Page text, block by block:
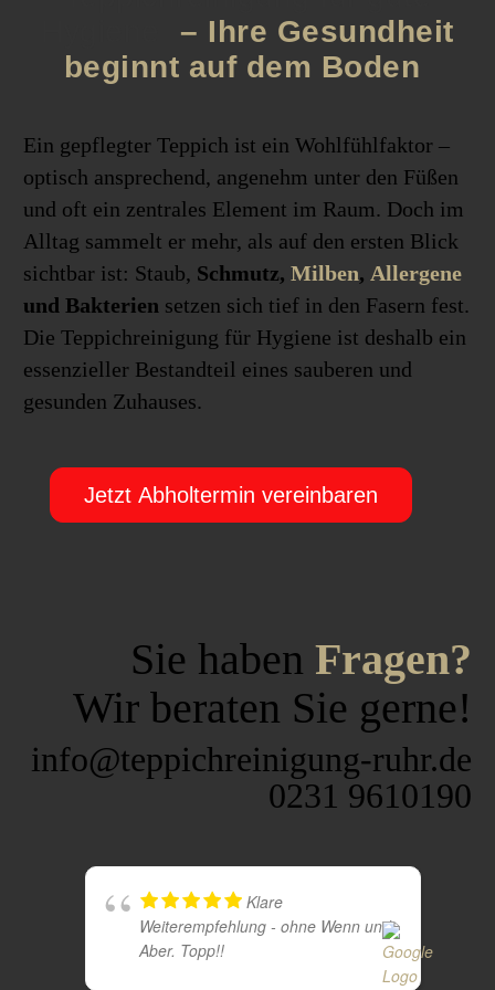
– Ihre Gesundheit
beginnt auf dem Boden
Ein gepflegter Teppich ist ein Wohlfühlfaktor –
optisch ansprechend, angenehm unter den Füßen
und oft ein zentrales Element im Raum. Doch im
Alltag sammelt er mehr, als auf den ersten Blick
sichtbar ist: Staub, Schmutz, Milben, Allergene
und Bakterien setzen sich tief in den Fasern fest.
Die Teppichreinigung für Hygiene ist deshalb ein
essenzieller Bestandteil eines sauberen und
gesunden Zuhauses.
Jetzt Abholtermin vereinbaren
Sie haben Fragen?
Wir beraten Sie gerne!
info@teppichreinigung-ruhr.de
0231 9610190
Klare
Weiterempfehlung - ohne Wenn und
Aber. Topp!!